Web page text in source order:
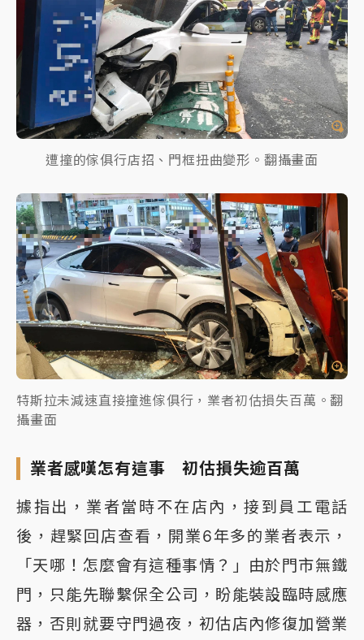
遭撞的傢俱行店招、門框扭曲變形。翻攝畫面
特斯拉未減速直接撞進傢俱行，業者初估損失百萬。翻
攝畫面
業者感嘆怎有這事 初估損失逾百萬
據指出，業者當時不在店內，接到員工電話
後，趕緊回店查看，開業6年多的業者表示，
「天哪！怎麼會有這種事情？」由於門市無鐵
門，只能先聯繫保全公司，盼能裝設臨時感應
器，否則就要守門過夜，初估店內修復加營業